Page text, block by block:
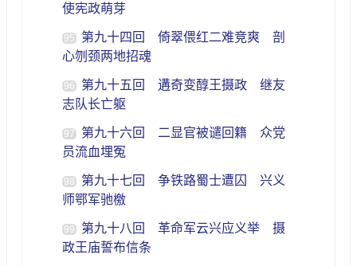
使宪政萌芽
95
第九十四回 倚翠偎红二难竞爽 剖
心刎颈两地招魂
96
第九十五回 遘奇变醇王摄政 继友
志队长亡躯
97
第九十六回 二显官被谴回籍 众党
员流血埋冤
98
第九十七回 争铁路蜀士遭囚 兴义
师鄂军驰檄
99
第九十八回 革命军云兴应义举 摄
政王庙誓布信条